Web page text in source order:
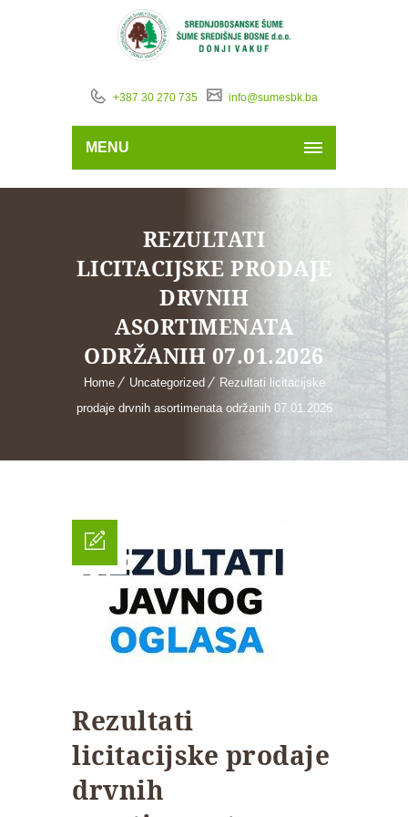
+387 30 270 735 info@sumesbk.ba
MENU
REZULTATI
LICITACIJSKE PRODAJE
DRVNIH
ASORTIMENATA
ODRŽANIH 07.01.2026
Home Uncategorized
Rezultati licitacijske
prodaje drvnih asortimenata održanih 07.01.2026
Rezultati
licitacijske prodaje
drvnih